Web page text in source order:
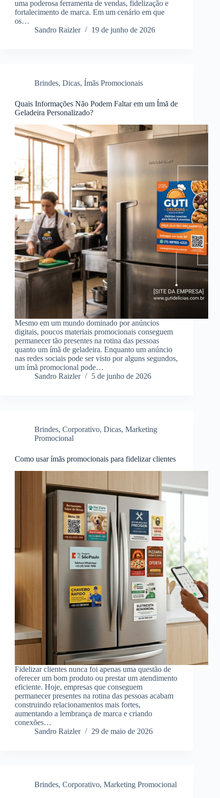
uma poderosa ferramenta de vendas, fidelização e
fortalecimento de marca. Em um cenário em que
os…
Sandro Raizler
19 de junho de 2026
Brindes, Dicas, Ímãs Promocionais
Quais Informações Não Podem Faltar em um Ímã de
Geladeira Personalizado?
Mesmo em um mundo dominado por anúncios
digitais, poucos materiais promocionais conseguem
permanecer tão presentes na rotina das pessoas
quanto um ímã de geladeira. Enquanto um anúncio
nas redes sociais pode ser visto por alguns segundos,
um ímã promocional pode…
Sandro Raizler
5 de junho de 2026
Brindes, Corporativo, Dicas, Marketing
Promocional
Como usar ímãs promocionais para fidelizar clientes
Fidelizar clientes nunca foi apenas uma questão de
oferecer um bom produto ou prestar um atendimento
eficiente. Hoje, empresas que conseguem
permanecer presentes na rotina das pessoas acabam
construindo relacionamentos mais fortes,
aumentando a lembrança de marca e criando
conexões…
Sandro Raizler
29 de maio de 2026
Brindes, Corporativo, Marketing Promocional